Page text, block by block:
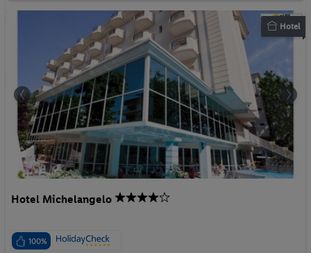
Hotel
Hotel Michelangelo
100%